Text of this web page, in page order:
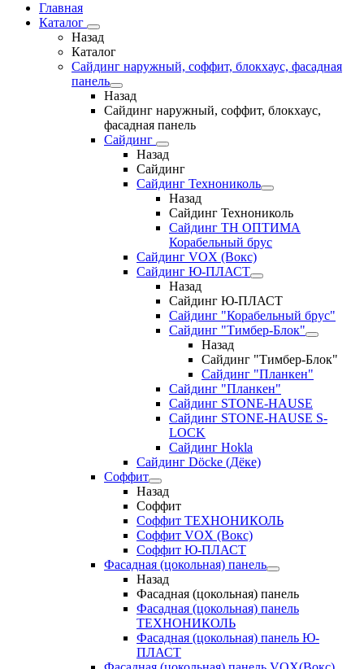
Главная
Каталог
Назад
Каталог
Сайдинг наружный, соффит, блокхаус, фасадная
панель
Назад
Сайдинг наружный, соффит, блокхаус,
фасадная панель
Сайдинг
Назад
Сайдинг
Сайдинг Технониколь
Назад
Сайдинг Технониколь
Сайдинг ТН ОПТИМА
Корабельный брус
Сайдинг VOX (Вокс)
Сайдинг Ю-ПЛАСТ
Назад
Сайдинг Ю-ПЛАСТ
Сайдинг "Корабельный брус"
Сайдинг "Тимбер-Блок"
Назад
Сайдинг "Тимбер-Блок"
Сайдинг "Планкен"
Сайдинг "Планкен"
Сайдинг STONE-HAUSE
Сайдинг STONE-HAUSE S-
LOCK
Сайдинг Hokla
Сайдинг Döcke (Дёке)
Соффит
Назад
Соффит
Соффит ТЕХНОНИКОЛЬ
Соффит VOX (Вокс)
Соффит Ю-ПЛАСТ
Фасадная (цокольная) панель
Назад
Фасадная (цокольная) панель
Фасадная (цокольная) панель
ТЕХНОНИКОЛЬ
Фасадная (цокольная) панель Ю-
ПЛАСТ